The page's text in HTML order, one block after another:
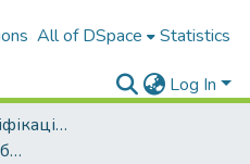
All of DSpace Statistics
Log In
Репозитарій кваліфікаційних робіт здобувачів вищої освіти
Інститут архітектури та будівництва "ІФНТУНГ-ДонНАБА"